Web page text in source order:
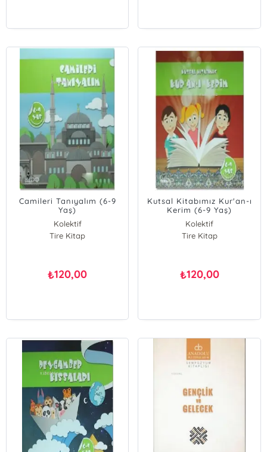
Camileri Tanıyalım (6-9
Yaş)
Kolektif
Tire Kitap
₺120,00
Kutsal Kitabımız Kur'an-ı
Kerim (6-9 Yaş)
Kolektif
Tire Kitap
₺120,00